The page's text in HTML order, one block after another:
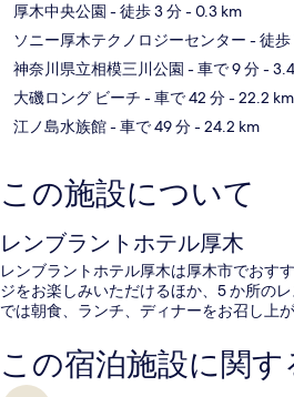
厚木中央公園 - 徒歩 3 分- 0.3 km
ソニー厚木テクノロジーセンター - 徒歩
神奈川県立相模三川公園 - 車で 9 分-
大磯ロング ビーチ - 車で 42 分- 22.2 km
江ノ島水族館- 車で 49 分- 24.2 km
この施設について
レンブラントホテル厚木
レンブラントホテル厚木は厚木市でおす
ジをお楽しみいただけるほか、5 か所の
では朝食、ランチ、ディナーをお召し上
この宿泊施設に関す